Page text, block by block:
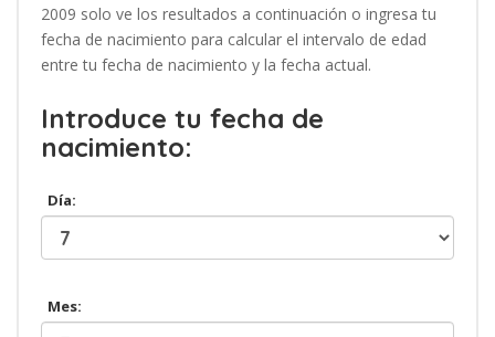
2009 solo ve los resultados a continuación o ingresa tu
fecha de nacimiento para calcular el intervalo de edad
entre tu fecha de nacimiento y la fecha actual.
Introduce tu fecha de
nacimiento:
Día:
Mes: